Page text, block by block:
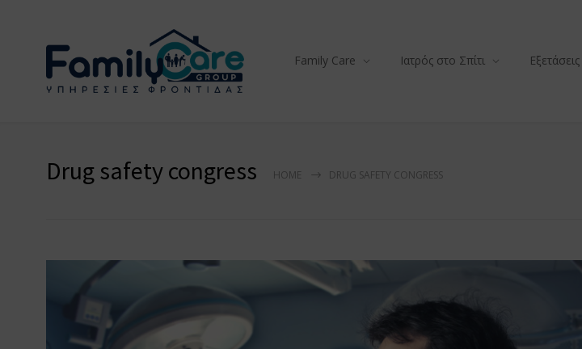
Family Care Ιατρός στο Σπίτι
Drug safety congress HOME DRUG SAFETY CONGRESS